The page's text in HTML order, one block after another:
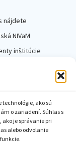
ako sú
o zariadení. Súhlas s
je správanie pri
alebo odvolanie
nájdete
NIVaM
inštitúcie